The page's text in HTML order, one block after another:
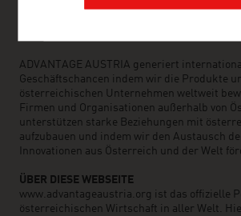
Unternehmen auf der Suche nach
ADVANTAGE AUSTRIA generiert
Geschäftschancen indem wir die Produkte
österreichischen Unternehmen weltweit
Firmen und Organisationen außerhalb von
unterstützen starke Beziehungen mit
aufzubauen und indem wir den Austausch
Innovationen aus Österreich und der Welt
ÜBER DIESE WEBSEITE
www.advantageaustria.org ist das offizielle
österreichischen Wirtschaft in aller Welt.